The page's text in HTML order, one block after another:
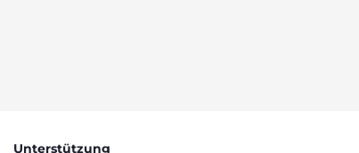
Unterstützung